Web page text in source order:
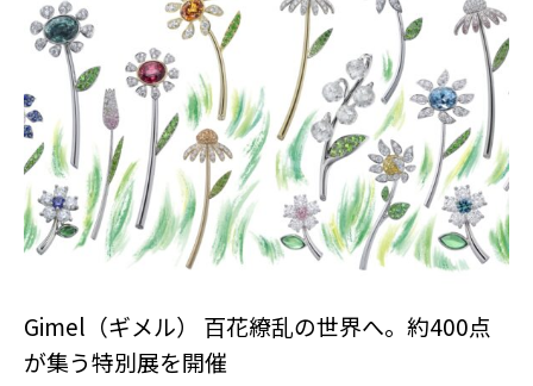
Gimel（ギメル） 百花繚乱の世界へ。約400点
が集う特別展を開催